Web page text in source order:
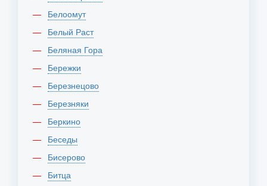
Белоомут
Белый Раст
Беляная Гора
Бережки
Березнецово
Березняки
Беркино
Беседы
Бисерово
Битца